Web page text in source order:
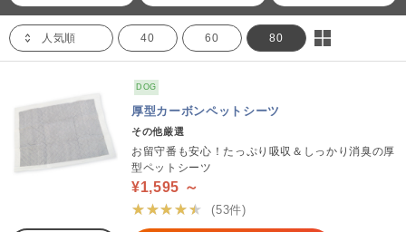
人気順 40 60 80
DOG
厚型カーボンペットシーツ
その他厳選
お留守番も安心！たっぷり吸収＆しっかり消臭の厚
型ペットシーツ
¥1,595 ～
★★★★★
(53件)